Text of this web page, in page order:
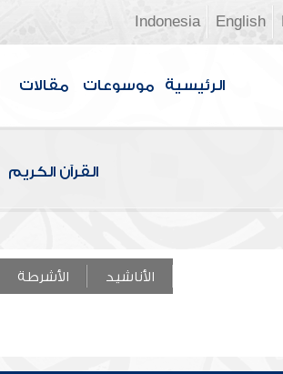
English
Indonesia
الرئيسية موسوعات مقالات
القرآن الكريم
الأناشيد الأشرطة